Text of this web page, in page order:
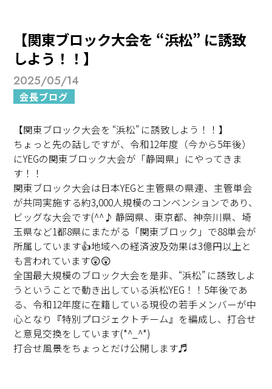
【関東ブロック大会を “浜松” に誘致
しよう！！】
2025/05/14
会長ブログ
【関東ブロック大会を “浜松” に誘致しよう！！】
ちょっと先の話しですが、令和12年度（今から5年後）
にYEGの関東ブロック大会が「静岡県」にやってきま
す！！
関東ブロック大会は日本YEGと主管県の県連、主管単会
が共同実施する約3,000人規模のコンベンションであり、
ビッグな大会です(^^♪ 静岡県、東京都、神奈川県、埼
玉県など1都8県にまたがる「関東ブロック」で88単会が
所属しています👍地域への経済波及効果は3億円以上と
も言われています😲😲
全国最大規模のブロック大会を是非、“浜松” に誘致しよ
うということで動き出している浜松YEG！！5年後であ
る、令和12年度に在籍している現役の若手メンバーが中
心となり『特別プロジェクトチーム』を編成し、打合せ
と意見交換をしています(*^_^*)
打合せ風景をちょっとだけ公開します♬